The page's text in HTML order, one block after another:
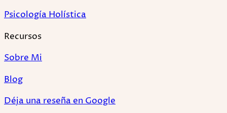
Psicología Holística
Recursos
Sobre Mi
Blog
Déja una reseña en Google